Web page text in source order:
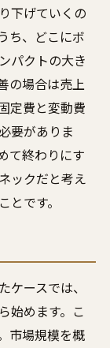
下げていくの
ち、どこにボ
パクトの大き
の場合は売上
定費と変動費
要がありま
て終わりにす
ックだと考え
です。
ースでは、
始めます。こ
市場規模を概